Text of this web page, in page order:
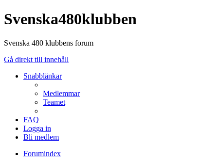
Svenska480klubben
Svenska 480 klubbens forum
Gå direkt till innehåll
Snabblänkar
Medlemmar
Teamet
FAQ
Logga in
Bli medlem
Forumindex